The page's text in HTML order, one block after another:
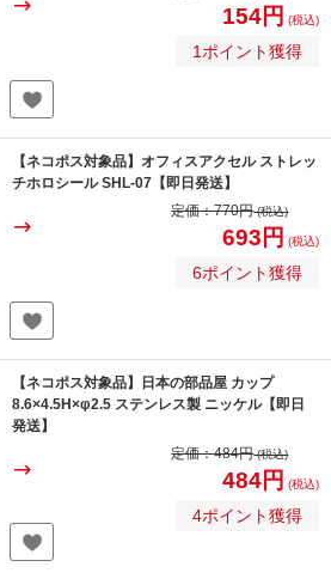
154円 (税込)
1ポイント獲得
【ネコポス対象品】オフィスアクセル ストレッ
チホロシール SHL-07【即日発送】
定価：770円(税込)
693円 (税込)
6ポイント獲得
【ネコポス対象品】日本の部品屋 カップ
8.6×4.5H×φ2.5 ステンレス製 ニッケル【即日
発送】
定価：484円(税込)
484円 (税込)
4ポイント獲得